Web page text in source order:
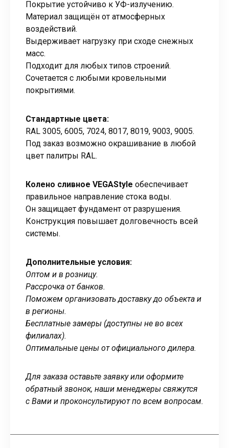
Покрытие устойчиво к УФ-излучению.
Материал защищён от атмосферных
воздействий.
Выдерживает нагрузку при сходе снежных
масс.
Подходит для любых типов строений.
Сочетается с любыми кровельными
покрытиями.
Стандартные цвета:
RAL 3005, 6005, 7024, 8017, 8019, 9003, 9005.
Под заказ возможно окрашивание в любой
цвет палитры RAL.
Колено сливное VEGAStyle обеспечивает
правильное направление стока воды.
Он защищает фундамент от разрушения.
Конструкция повышает долговечность всей
системы.
Дополнительные условия:
Оптом и в розницу.
Рассрочка от банков.
Поможем организовать доставку до объекта и
в регионы.
Бесплатные замеры (доступны не во всех
филиалах).
Оптимальные цены от официального дилера.
Для заказа оставьте заявку или оформите
обратный звонок, наши менеджеры свяжутся
с Вами и проконсультируют по всем вопросам.